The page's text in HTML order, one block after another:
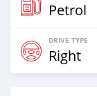
Petrol
DRIVE TYPE
Right